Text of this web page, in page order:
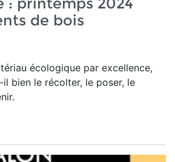
de bois
écologique par excellence,
bien le récolter, le poser, le